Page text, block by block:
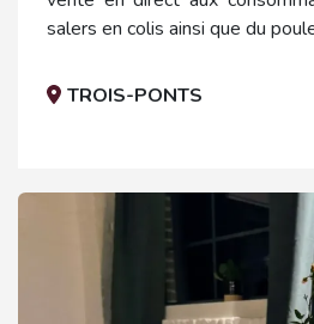
salers en colis ainsi que du
TROIS-PONTS